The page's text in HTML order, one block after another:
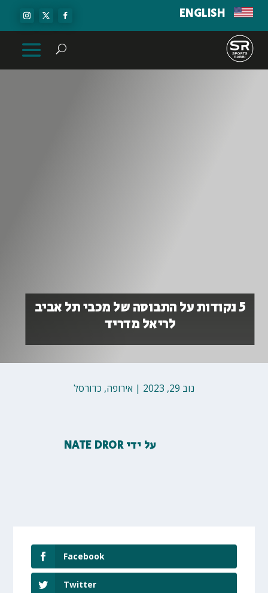
ENGLISH
5 נקודות על התבוסה של מכבי תל אביב
לריאל מדריד
נוב 29, 2023 | אירופה, כדורסל
על ידיNATE DROR
Facebook
Twitter